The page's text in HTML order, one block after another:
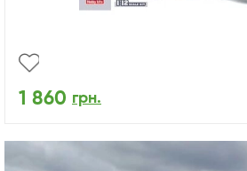
1 860 грн.